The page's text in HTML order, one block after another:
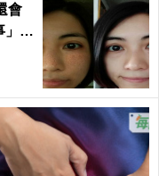
會
」最